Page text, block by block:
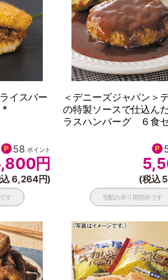
イスバー
*
58 ポイント
円
6,264円)
す
＜デニーズジャパン＞
の特製ソースで仕込ん
ラスハンバーグ ６食
(税込
宅配の承り期間外です